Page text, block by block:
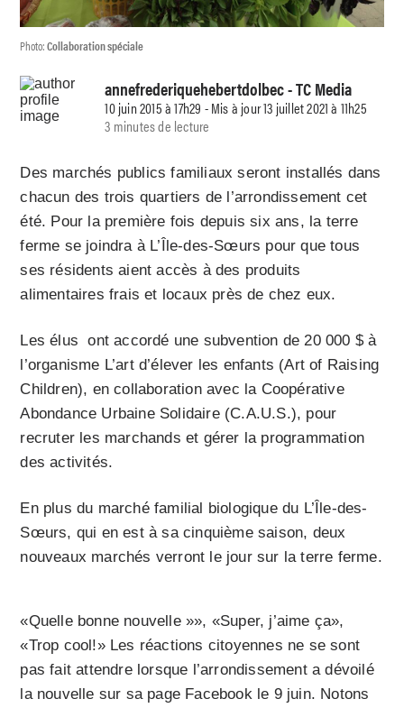
Photo:Collaboration spéciale
annefrederiquehebertdolbec- TC Media
10 juin 2015 à 17h29 - Mis à jour 13 juillet 2021 à 11h25
3 minutes de lecture
Des marchés publics familiaux seront installés dans
chacun des trois quartiers de l’arrondissement cet
été. Pour la première fois depuis six ans, la terre
ferme se joindra à L’Île-des-Sœurs pour que tous
ses résidents aient accès à des produits
alimentaires frais et locaux près de chez eux.
Les élus ont accordé une subvention de 20 000 $ à
l’organisme L’art d’élever les enfants (Art of Raising
Children), en collaboration avec la Coopérative
Abondance Urbaine Solidaire (C.A.U.S.), pour
recruter les marchands et gérer la programmation
des activités.
En plus du marché familial biologique du L’Île-des-
Sœurs, qui en est à sa cinquième saison, deux
nouveaux marchés verront le jour sur la terre ferme.
«Quelle bonne nouvelle »», «Super, j’aime ça»,
«Trop cool!» Les réactions citoyennes ne se sont
pas fait attendre lorsque l’arrondissement a dévoilé
la nouvelle sur sa page Facebook le 9 juin. Notons